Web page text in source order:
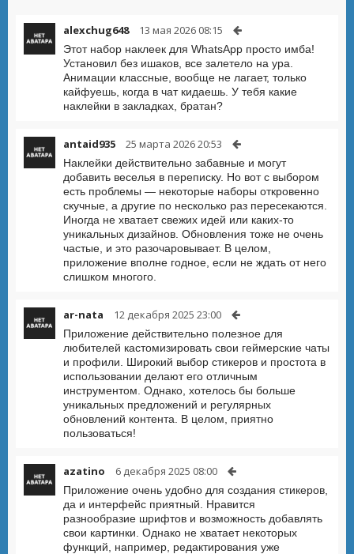
alexchug648 13 мая 2026 08:15
Этот набор наклеек для WhatsApp просто имба!
Установил без ишаков, все залетело на ура.
Анимации классные, вообще не лагает, только
кайфуешь, когда в чат кидаешь. У тебя какие
наклейки в закладках, братан?
antaid935 25 марта 2026 20:53
Наклейки действительно забавные и могут
добавить веселья в переписку. Но вот с выбором
есть проблемы — некоторые наборы откровенно
скучные, а другие по несколько раз пересекаются.
Иногда не хватает свежих идей или каких-то
уникальных дизайнов. Обновления тоже не очень
частые, и это разочаровывает. В целом,
приложение вполне годное, если не ждать от него
слишком многого.
ar-nata 12 декабря 2025 23:00
Приложение действительно полезное для
любителей кастомизировать свои геймерские чаты
и профили. Широкий выбор стикеров и простота в
использовании делают его отличным
инструментом. Однако, хотелось бы больше
уникальных предложений и регулярных
обновлений контента. В целом, приятно
пользоваться!
azatino 6 декабря 2025 08:00
Приложение очень удобно для создания стикеров,
да и интерфейс приятный. Нравится
разнообразие шрифтов и возможность добавлять
свои картинки. Однако не хватает некоторых
функций, например, редактирования уже